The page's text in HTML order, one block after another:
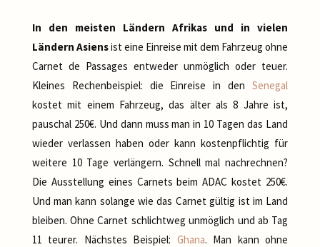
In den meisten Ländern Afrikas und in vielen
Ländern Asiensist eine Einreise mit dem Fahrzeug ohne
Carnet de Passages entweder unmöglich oder teuer.
Kleines Rechenbeispiel: die Einreise in denSenegal
kostet mit einem Fahrzeug, das älter als 8 Jahre ist,
pauschal 250€. Und dann muss man in 10 Tagen das Land
wieder verlassen haben oder kann kostenpflichtig für
weitere 10 Tage verlängern. Schnell mal nachrechnen?
Die Ausstellung eines Carnets beim ADAC kostet 250€.
Und man kann solange wie das Carnet gültig ist im Land
bleiben. Ohne Carnet schlichtweg unmöglich und ab Tag
11 teurer. Nächstes Beispiel: Ghana. Man kann ohne